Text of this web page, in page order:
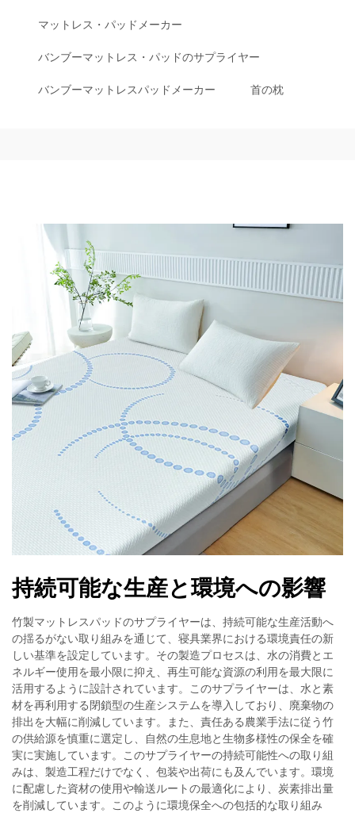
マットレス・パッドメーカー
バンブーマットレス・パッドのサプライヤー
バンブーマットレスパッドメーカー 首の枕
持続可能な生産と環境への影響
竹製マットレスパッドのサプライヤーは、持続可能な生産活動へ
の揺るがない取り組みを通じて、寝具業界における環境責任の新
しい基準を設定しています。その製造プロセスは、水の消費とエ
ネルギー使用を最小限に抑え、再生可能な資源の利用を最大限に
活用するように設計されています。このサプライヤーは、水と素
材を再利用する閉鎖型の生産システムを導入しており、廃棄物の
排出を大幅に削減しています。また、責任ある農業手法に従う竹
の供給源を慎重に選定し、自然の生息地と生物多様性の保全を確
実に実施しています。このサプライヤーの持続可能性への取り組
みは、製造工程だけでなく、包装や出荷にも及んでいます。環境
に配慮した資材の使用や輸送ルートの最適化により、炭素排出量
を削減しています。このように環境保全への包括的な取り組み